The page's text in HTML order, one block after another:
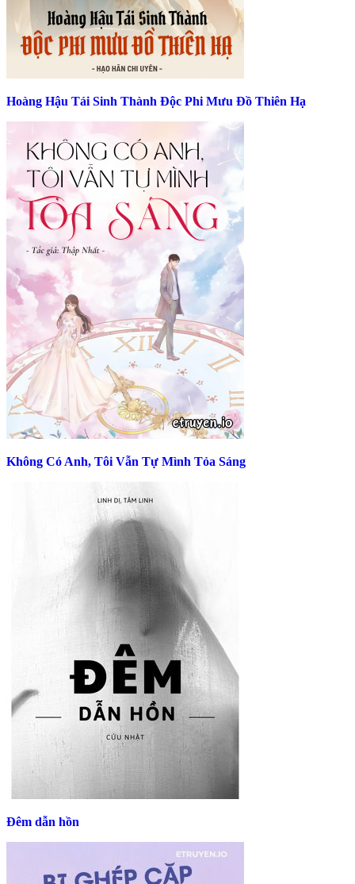
Hoàng Hậu Tái Sinh Thành Độc Phi Mưu Đồ Thiên Hạ
Không Có Anh, Tôi Vẫn Tự Mình Tỏa Sáng
Đêm dẫn hồn